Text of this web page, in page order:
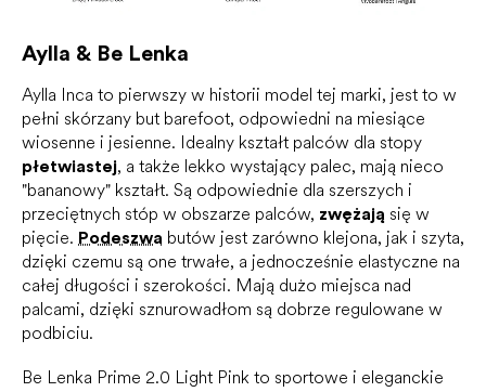
Aylla & Be Lenka
Aylla Inca to pierwszy w historii model tej marki, jest to w
pełni skórzany but barefoot, odpowiedni na miesiące
wiosenne i jesienne. Idealny kształt palców dla stopy
płetwiastej, a także lekko wystający palec, mają nieco
"bananowy" kształt. Są odpowiednie dla szerszych i
przeciętnych stóp w obszarze palców, zwężają się w
pięcie. Podeszwa butów jest zarówno klejona, jak i szyta,
dzięki czemu są one trwałe, a jednocześnie elastyczne na
całej długości i szerokości. Mają dużo miejsca nad
palcami, dzięki sznurowadłom są dobrze regulowane w
podbiciu.
Be Lenka Prime 2.0 Light Pink to sportowe i eleganckie